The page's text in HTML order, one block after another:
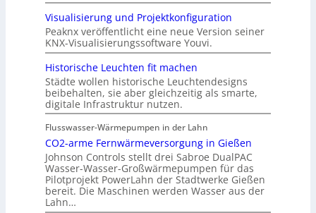
Visualisierung und Projektkonfiguration
Peaknx veröffentlicht eine neue Version seiner
KNX-Visualisierungssoftware Youvi.
Historische Leuchten fit machen
Städte wollen historische Leuchtendesigns
beibehalten, sie aber gleichzeitig als smarte,
digitale Infrastruktur nutzen.
Flusswasser-Wärmepumpen in der Lahn
CO2-arme Fernwärmeversorgung in Gießen
Johnson Controls stellt drei Sabroe DualPAC
Wasser-Wasser-Großwärmepumpen für das
Pilotprojekt PowerLahn der Stadtwerke Gießen
bereit. Die Maschinen werden Wasser aus der
Lahn…